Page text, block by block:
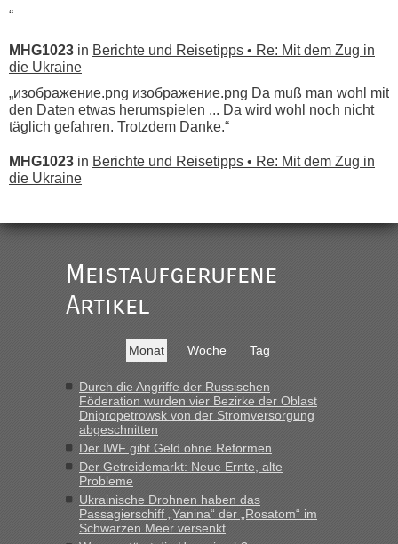
“
MHG1023 in Berichte und Reisetipps • Re: Mit dem Zug in
die Ukraine
„изображение.png изображение.png Da muß man wohl mit
den Daten etwas herumspielen ... Da wird wohl noch nicht
täglich gefahren. Trotzdem Danke.“
MHG1023 in Berichte und Reisetipps • Re: Mit dem Zug in
die Ukraine
Ist korrekt, aber ich finde man hätte trotzdem im Text gleich
darauf hinweisen können.
War aber nicht "böse" gemeint ...
buchbar - warum auch immer ...
Hab´s versucht - bekomme aber immer angezeigt "auf dieser
Strecke fahren wir nicht"
MHG1023 inBerichte und Reisetipps • Re: Mit dem Zug in
die Ukraine
„Man sollte aber explizit dazu schreiben, daß es ein Zug von
LeoExpress ist - und nur auf deren Webseite kann man die
Meistaufgerufene
Artikel
Monat Woche Tag
Durch die Angriffe der Russischen
Föderation wurden vier Bezirke der Oblast
Dnipropetrowsk von der Stromversorgung
abgeschnitten
Der IWF gibt Geld ohne Reformen
Der Getreidemarkt: Neue Ernte, alte
Probleme
Ukrainische Drohnen haben das
Passagierschiff „Yanina“ der „Rosatom“ im
Schwarzen Meer versenkt